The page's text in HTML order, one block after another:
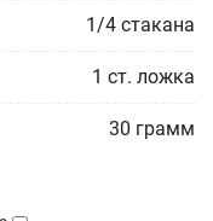
1/4 стакана
1 ст. ложка
30 грамм